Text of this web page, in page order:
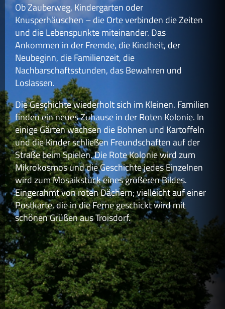
Ob Zauberweg, Kindergarten oder
Knusperhäuschen – die Orte verbinden die Zeiten
und die Lebenspunkte miteinander. Das
Ankommen in der Fremde, die Kindheit, der
Neubeginn, die Familienzeit, die
Nachbarschaftsstunden, das Bewahren und
Loslassen.
Die Geschichte wiederholt sich im Kleinen. Familien
finden ein neues Zuhause in der Roten Kolonie. In
einige Gärten wachsen die Bohnen und Kartoffeln
und die Kinder schließen Freundschaften auf der
Straße beim Spielen. Die Rote Kolonie wird zum
Mikrokosmos und die Geschichte jedes Einzelnen
wird zum Mosaikstück eines größeren Bildes.
Eingerahmt von roten Dächern; vielleicht auf einer
Postkarte, die in die Ferne geschickt wird mit
schönen Grüßen aus Troisdorf.